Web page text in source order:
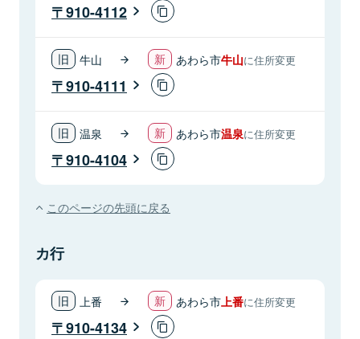
910-4112
牛山 あわら市牛山に住所変更
910-4111
温泉 あわら市温泉に住所変更
910-4104
このページの先頭に戻る
カ行
上番 あわら市上番に住所変更
910-4134